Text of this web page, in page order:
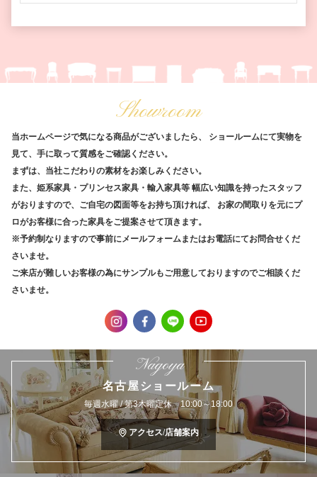
Showroom
当ホームページで気になる商品がございましたら、
ショールームにて実物を
見て、手に取って質感をご確認ください。
まずは、当社こだわりの素材をお楽しみください。
また、姫系家具・プリンセス家具・輸入家具等 幅広い知識を持ったスタッフ
がおりますので、ご自宅の図面等をお持ち頂ければ、
お家の間取りを元にプ
ロがお客様に合った家具をご提案させて頂きます。
※予約制なりますので事前にメールフォームまたはお電話にてお問合せくだ
さいませ。
ご来店が難しいお客様の為にサンプルもご用意しておりますのでご相談くだ
さいませ。
Nagoya
名古屋ショールーム
毎週水曜 / 第3木曜定休 10:00～18:00
アクセス/店舗案内